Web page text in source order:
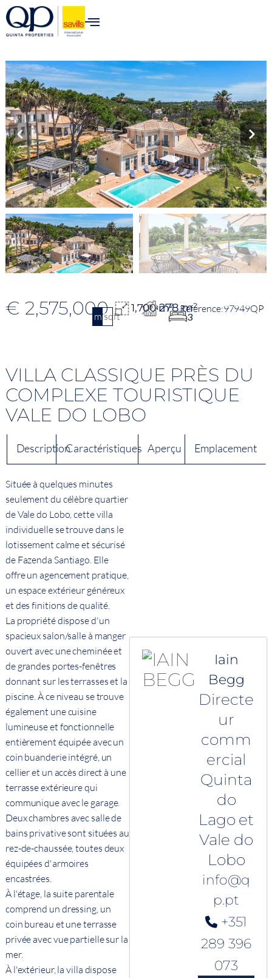
€ 2,575,000
m2sqft
1,700 m²278 m²
3
97949QP
VILLA CLASSIQUE PRÈS DU
COMPLEXE TOURISTIQUE
VALE DO LOBO
DescriptionCaractéristiques Aperçu Emplacement
Située à quelques minutes
seulement du célèbre quartier
de Vale do Lobo, cette villa
individuelle se trouve dans le
lotissement calme et sécurisé
de Fazenda Santiago. Elle
offre un agencement pratique,
un espace extérieur généreux
et des finitions de qualité.
La propriété dispose d'un
spacieux salon/salle à manger
ouvert avec une cheminée et
de grandes portes-fenêtres
donnant sur les terrasses et la
piscine. À ce niveau se trouve
également une cuisine
lumineuse et fonctionnelle
entièrement équipée avec un
coin buanderie intégré, un
cellier et un accès direct à une
terrasse extérieure qui
communique avec le garage.
Deux chambres avec salle de
bains privative sont situées au
rez-de-chaussée, toutes deux
équipées d'armoires
encastrées.
À l'étage, la suite parentale
comprend un dressing, un
coin bureau et une terrasse
privée avec vue partielle sur la
mer.
À l'extérieur, la villa dispose
Iain
Begg
Directe
ur
comm
ercial
Quinta
do
Lago et
Vale do
Lobo
info@q
p.pt
+351
289 396
073